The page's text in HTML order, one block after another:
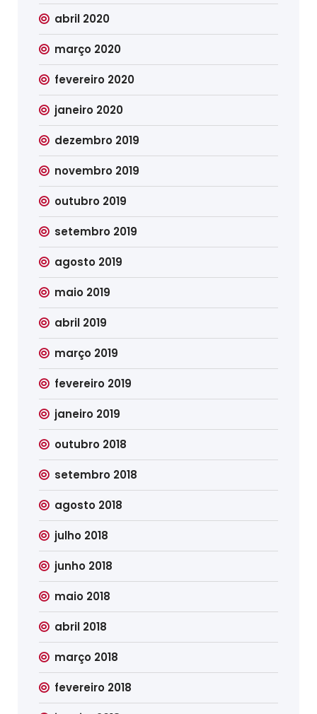
abril 2020
março 2020
fevereiro 2020
janeiro 2020
dezembro 2019
novembro 2019
outubro 2019
setembro 2019
agosto 2019
maio 2019
abril 2019
março 2019
fevereiro 2019
janeiro 2019
outubro 2018
setembro 2018
agosto 2018
julho 2018
junho 2018
maio 2018
abril 2018
março 2018
fevereiro 2018